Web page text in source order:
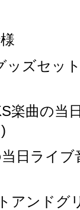
ッズセッ
楽曲の当
)
日ライ
アンドグ